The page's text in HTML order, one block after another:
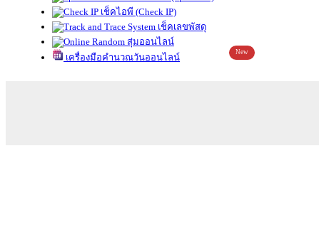
เช็คไอพี (Check IP)
เช็คเลขพัสดุ
สุ่มออนไลน์
เครื่องมือคำนวณวันออนไลน์
New